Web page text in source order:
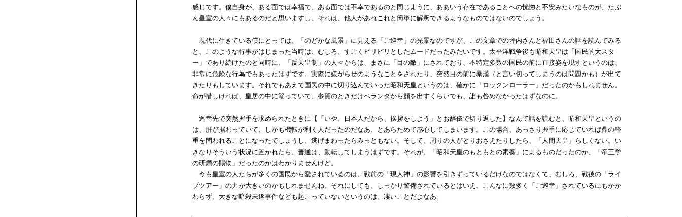
感じです。僕自身が、ある面では幸福で、ある面では不幸であるのと同じように、ああいう存在であることへの恍惚と不安みたいなものが、たぶ
ん皇室の人々にもあるのだと思いますし、それは、他人があれこれと簡単に解釈できるようなものではないのでしょう。
現代に生きている僕にとっては、「のどかな風景」に見える「ご巡幸」の光景なのですが、この文章での坪内さんと福田さんの話を読んでみる
と、このような行事がはじまった当時は、むしろ、すごくピリピリとしたムードだったみたいです。太平洋戦争後も昭和天皇は「国民的大スタ
ー」であり続けたのと同時に、「反天皇制」の人々からは、まさに「目の敵」にされており、不特定多数の国民の前に直接姿を現すというのは、
非常に危険な行為でもあったはずです。実際に嫌がらせのようなことをされたり、突然目の前に暴漢（と言い切ってしまうのは問題かも）が出て
きたりもしています。それでもあえて国民の中に切り込んでいった昭和天皇というのは、確かに「ロックンローラー」だったのかもしれません。
命が惜しければ、皇居の中に篭っていて、参賀のときだけベランダから顔を出すくらいでも、誰も咎めなかったはずなのに。
巡幸先で突然握手を求められたときに【「いや、日本人だから、挨拶をしよう」とお辞儀で切り返した】なんて話を読むと、昭和天皇というの
は、肝が据わっていて、しかも機転が利く人だったのだなあ、とあらためて感心してしまいます。この場合、あっさり握手に応じていれば鼎の軽
重を問われることになったでしょうし、逃げまわったらみっともない。そして、周りの人がとりおさえたりしたら、「人間天皇」らしくない。い
きなりそういう状況に置かれたら、普通は、動転してしまうはずです。それが、「昭和天皇のもともとの素養」によるものだったのか、「帝王学
の研鑽の賜物」だったのかはわかりませんけど。
今も皇室の人たちが多くの国民から愛されているのは、戦前の「現人神」の影響を引きずっているだけなのではなくて、むしろ、戦後の「ライ
ブツアー」の力が大きいのかもしれませんね。それにしても、しっかり警備されているとはいえ、こんなに数多く「ご巡幸」されているにもかか
わらず、大きな暗殺未遂事件なども起こっていないというのは、凄いことだよなあ。